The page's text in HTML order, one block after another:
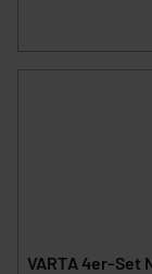
VARTA 4er-Set